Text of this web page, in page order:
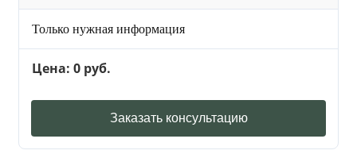
Только нужная информация
Цена: 0 руб.
Заказать консультацию